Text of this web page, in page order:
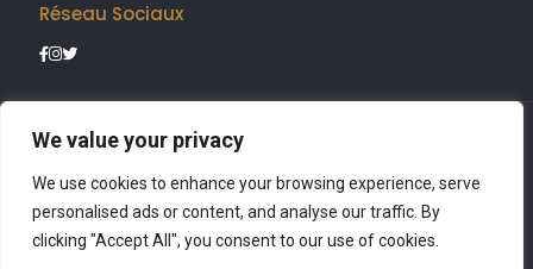
We value your privacy
We use cookies to enhance your browsing experience, serve
personalised ads or content, and analyse our traffic. By
clicking "Accept All", you consent to our use of cookies.
Réseau Sociaux
©AL KAWTHAR 2026 |Politique de confidentialité|Mentions